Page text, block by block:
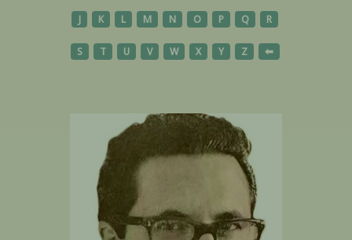
J K L M N O P Q R
S T U V W X Y Z ⬅